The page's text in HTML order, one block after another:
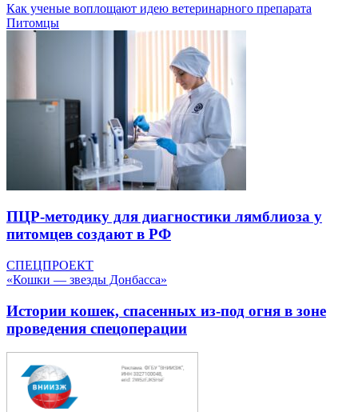
Как ученые воплощают идею ветеринарного препарата
Питомцы
ПЦР-методику для диагностики лямблиоза у
питомцев создают в РФ
СПЕЦПРОЕКТ
«Кошки — звезды Донбасса»
Истории кошек, спасенных из-под огня в зоне
проведения спецоперации